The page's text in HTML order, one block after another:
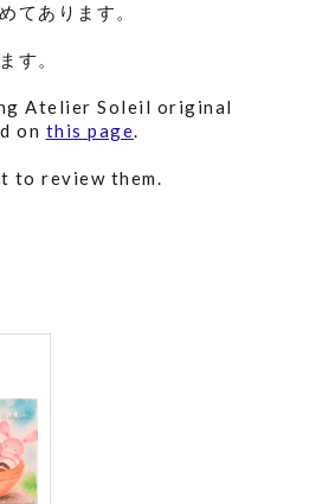
てあります。
す。
Atelier Soleil original
on this page.
to review them.